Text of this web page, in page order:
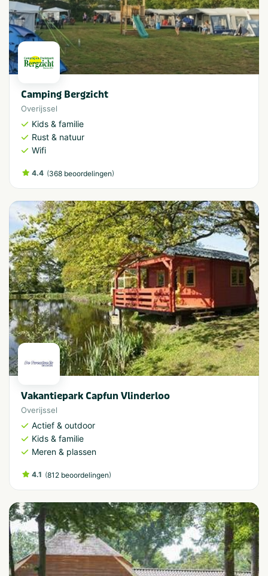
Camping Bergzicht
Overijssel
Kids & familie
Rust & natuur
Wifi
4.4 (368 beoordelingen)
Vakantiepark Capfun Vlinderloo
Overijssel
Actief & outdoor
Kids & familie
Meren & plassen
4.1 (812 beoordelingen)